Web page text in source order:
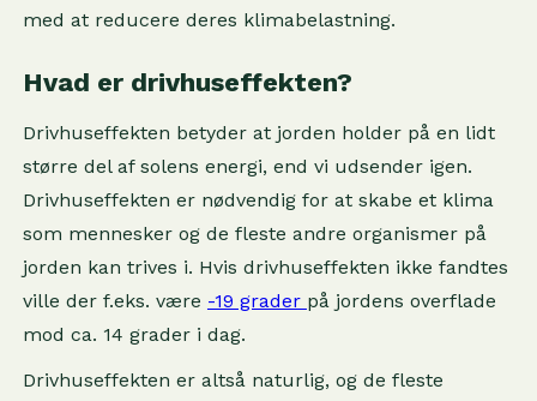
med at reducere deres klimabelastning.
Hvad er drivhuseffekten?
Drivhuseffekten betyder at jorden holder på en lidt
større del af solens energi, end vi udsender igen.
Drivhuseffekten er nødvendig for at skabe et klima
som mennesker og de fleste andre organismer på
jorden kan trives i. Hvis drivhuseffekten ikke fandtes
ville der f.eks. være -19 grader på jordens overflade
mod ca. 14 grader i dag.
Drivhuseffekten er altså naturlig, og de fleste